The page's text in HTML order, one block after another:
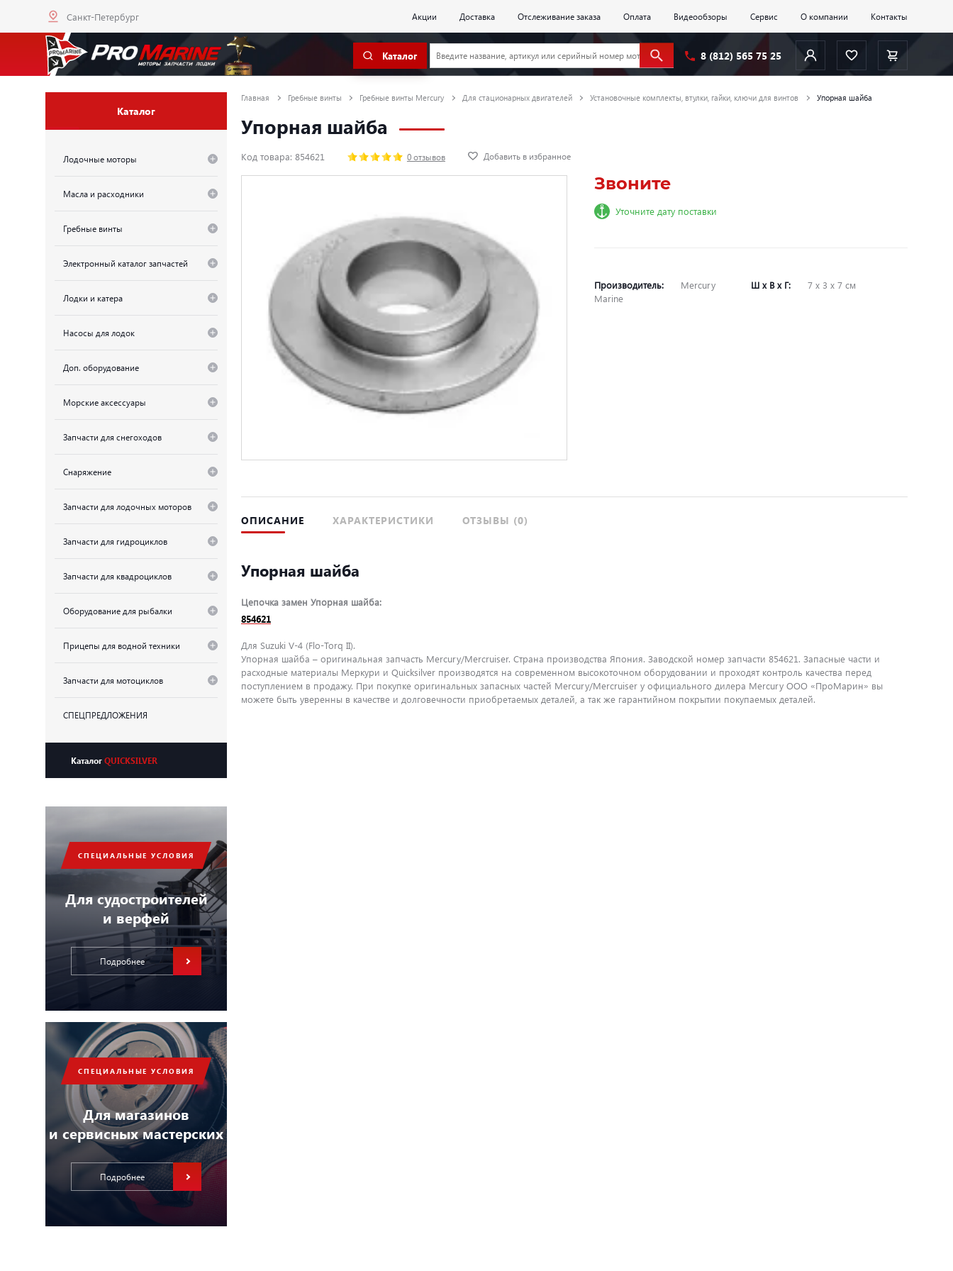
Санкт-Петербург Акции Доставка Отслеживание заказа Оплата Видеообзоры Сервис О компании Контакты
Каталог 8 (812) 565 75 25
Каталог
Лодочные моторы
Масла и расходники
Гребные винты
Электронный каталог запчастей
Лодки и катера
Насосы для лодок
Доп. оборудование
Морские аксессуары
Запчасти для снегоходов
Снаряжение
Запчасти для лодочных моторов
Запчасти для гидроциклов
Запчасти для квадроциклов
Оборудование для рыбалки
Прицепы для водной техники
Запчасти для мотоциклов
СПЕЦПРЕДЛОЖЕНИЯ
КаталогQUICKSILVER
СПЕЦИАЛЬНЫЕ УСЛОВИЯ
Для судостроителей
и верфей
Подробнее
СПЕЦИАЛЬНЫЕ УСЛОВИЯ
Для магазинов
и сервисных мастерских
Подробнее
Главная Гребные винты Гребные винты Mercury Для стационарных двигателей Установочные комплекты, втулки, гайки, ключи для винтов Упорная шайба
Упорная шайба
Код товара: 854621 0 отзывов Добавить в избранное
Звоните
Уточните дату поставки
Производитель:
Mercury
Marine
Ш х В х Г: 7 х 3 х 7 см
ОПИСАНИЕ ХАРАКТЕРИСТИКИ ОТЗЫВЫ (0)
Упорная шайба
Цепочка замен Упорная шайба:
854621
Для Suzuki V-4 (Flo-Torq II).
Упорная шайба – оригинальная запчасть Mercury/Mercruiser. Страна производства Япония. Заводской номер запчасти 854621. Запасные части и
расходные материалы Меркури и Quicksilver производятся на современном высокоточном оборудовании и проходят контроль качества перед
поступлением в продажу. При покупке оригинальных запасных частей Mercury/Mercruiser у официального дилера Mercury ООО «ПроМарин» вы
можете быть уверенны в качестве и долговечности приобретаемых деталей, а так же гарантийном покрытии покупаемых деталей.